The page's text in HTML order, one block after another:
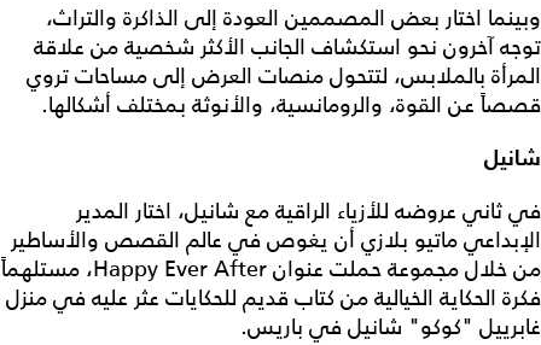
وبينما اختار بعض المصممين العودة إلى الذاكرة والتراث،
توجه آخرون نحو استكشاف الجانب الأكثر شخصية من علاقة
المرأة بالملابس، لتتحول منصات العرض إلى مساحات تروي
قصصاً عن القوة، والرومانسية، والأنوثة بمختلف أشكالها.
شانيل
في ثاني عروضه للأزياء الراقية مع شانيل، اختار المدير
الإبداعي ماتيو بلازي أن يغوص في عالم القصص والأساطير
من خلال مجموعة حملت عنوان Happy Ever After، مستلهماً
فكرة الحكاية الخيالية من كتاب قديم للحكايات عثر عليه في منزل
غابرييل "كوكو" شانيل في باريس.